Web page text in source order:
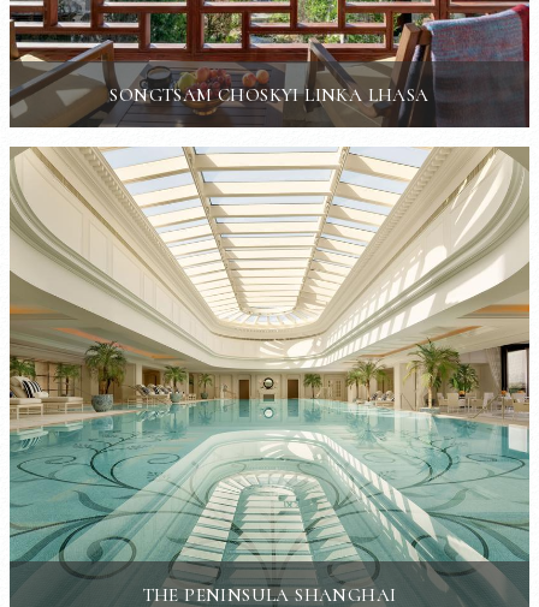
SONGTSAM CHOSKYI LINKA LHASA
THE PENINSULA SHANGHAI